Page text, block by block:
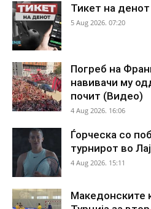
Тикет на
5 Aug 2026. 07:20
Погреб на
навивачи му
почит (Видео)
4 Aug 2026. 16:06
Ѓорческа со
турнирот во
4 Aug 2026. 15:11
Македонските